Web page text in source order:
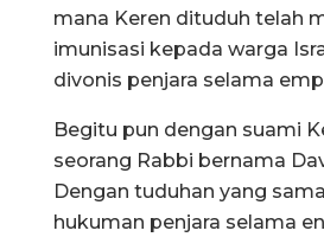
mana Keren dituduh telah
imunisasi kepada warga
divonis penjara selama
Begitu pun dengan suami
seorang Rabbi bernama
Dengan tuduhan yang
hukuman penjara selama